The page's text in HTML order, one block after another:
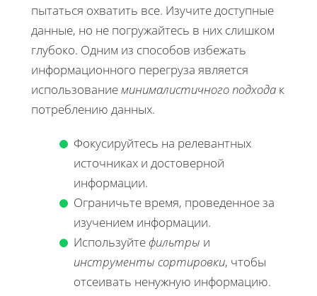
пытаться охватить все. Изучите доступные
данные, но не погружайтесь в них слишком
глубоко. Одним из способов избежать
информационного перегруза является
использованиеминималистичного подхода к
потреблению данных.
Фокусируйтесь на релевантных
источниках и достоверной
информации.
Ограничьте время, проведенное за
изучением информации.
Используйтефильтры и
инструменты сортировки, чтобы
отсеивать ненужную информацию.